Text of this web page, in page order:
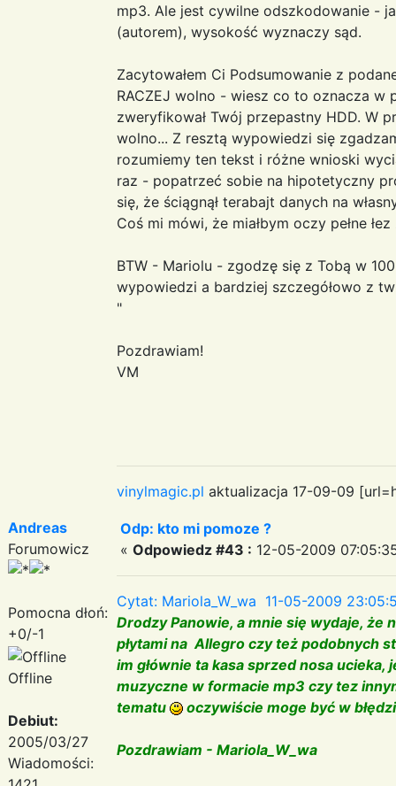
mp3. Ale jest cywilne odszkodowanie -
(autorem), wysokość wyznaczy sąd.
Zacytowałem Ci Podsumowanie z
RACZEJ wolno - wiesz co to oznacza
zweryfikował Twój przepastny HDD. W
wolno... Z resztą wypowiedzi się
rozumiemy ten tekst i różne wnioski
raz - popatrzeć sobie na hipotetyczny
się, że ściągnął terabajt danych na
Coś mi mówi, że miałbym oczy pełne
BTW - Mariolu - zgodzę się z Tobą w
wypowiedzi a bardziej szczegółowo z
"
Pozdrawiam!
VM
vinylmagic.pl aktualizacja 17-09-09
Andreas
Forumowicz
Pomocna dłoń:
+0/-1
Offline
Debiut:
2005/03/27
Wiadomości:
Odp: kto mi pomoze ?
« Odpowiedz #43 : 12-05-2009
Cytat: Mariola_W_wa 11-05-2009
Drodzy Panowie, a mnie się wydaje, że
płytami na Allegro czy też podobnych
im głównie ta kasa sprzed nosa
muzyczne w formacie mp3 czy tez
tematu
oczywiście moge być w
Pozdrawiam - Mariola_W_wa